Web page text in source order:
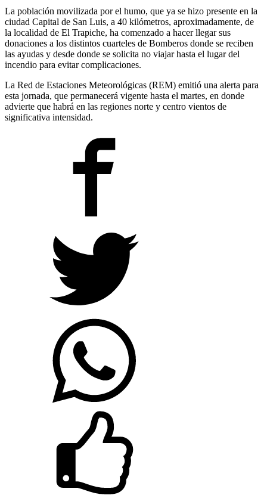
La población movilizada por el humo, que ya se hizo presente en la
ciudad Capital de San Luis, a 40 kilómetros, aproximadamente, de
la localidad de El Trapiche, ha comenzado a hacer llegar sus
donaciones a los distintos cuarteles de Bomberos donde se reciben
las ayudas y desde donde se solicita no viajar hasta el lugar del
incendio para evitar complicaciones.
La Red de Estaciones Meteorológicas (REM) emitió una alerta para
esta jornada, que permanecerá vigente hasta el martes, en donde
advierte que habrá en las regiones norte y centro vientos de
significativa intensidad.